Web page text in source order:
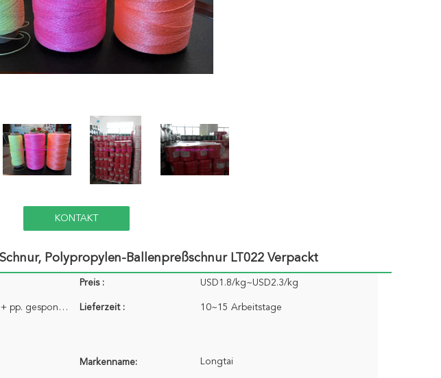
KONTAKT
Polypropylen-Ballenpreßschnur LT022 Verpackt
Preis :
USD1.8/kg~USD2.3/kg
Einzelne Schrumpffolie + pp. gesponnene Tasche Lieferzeit : 10~15 Arbeitstage
Markenname: Longtai